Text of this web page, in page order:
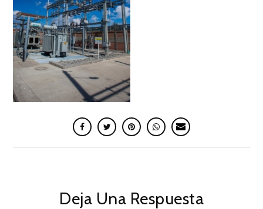
Deja Una Respuesta